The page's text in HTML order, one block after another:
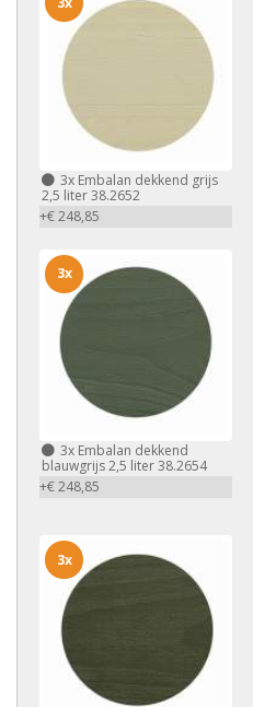
3x Embalan dekkend grijs
2,5 liter 38.2652
+€ 248,85
3x Embalan dekkend
blauwgrijs 2,5 liter 38.2654
+€ 248,85
3x
3x